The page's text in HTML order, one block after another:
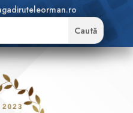
unelte